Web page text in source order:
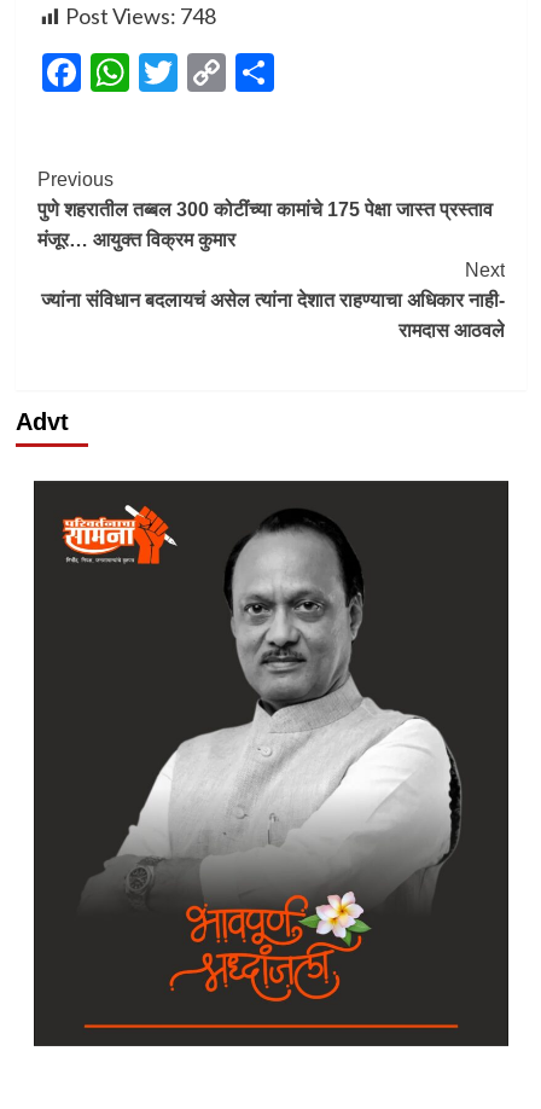
Post Views: 748
Facebook
WhatsApp
Twitter
CopyShare
Post
Navigation
Previous
पुणे शहरातील तब्बल 300 कोटींच्या कामांचे 175 पेक्षा जास्त प्रस्ताव
मंजूर… आयुक्त विक्रम कुमार
Next
ज्यांना संविधान बदलायचं असेल त्यांना देशात राहण्याचा अधिकार नाही-
रामदास आठवले
Advt